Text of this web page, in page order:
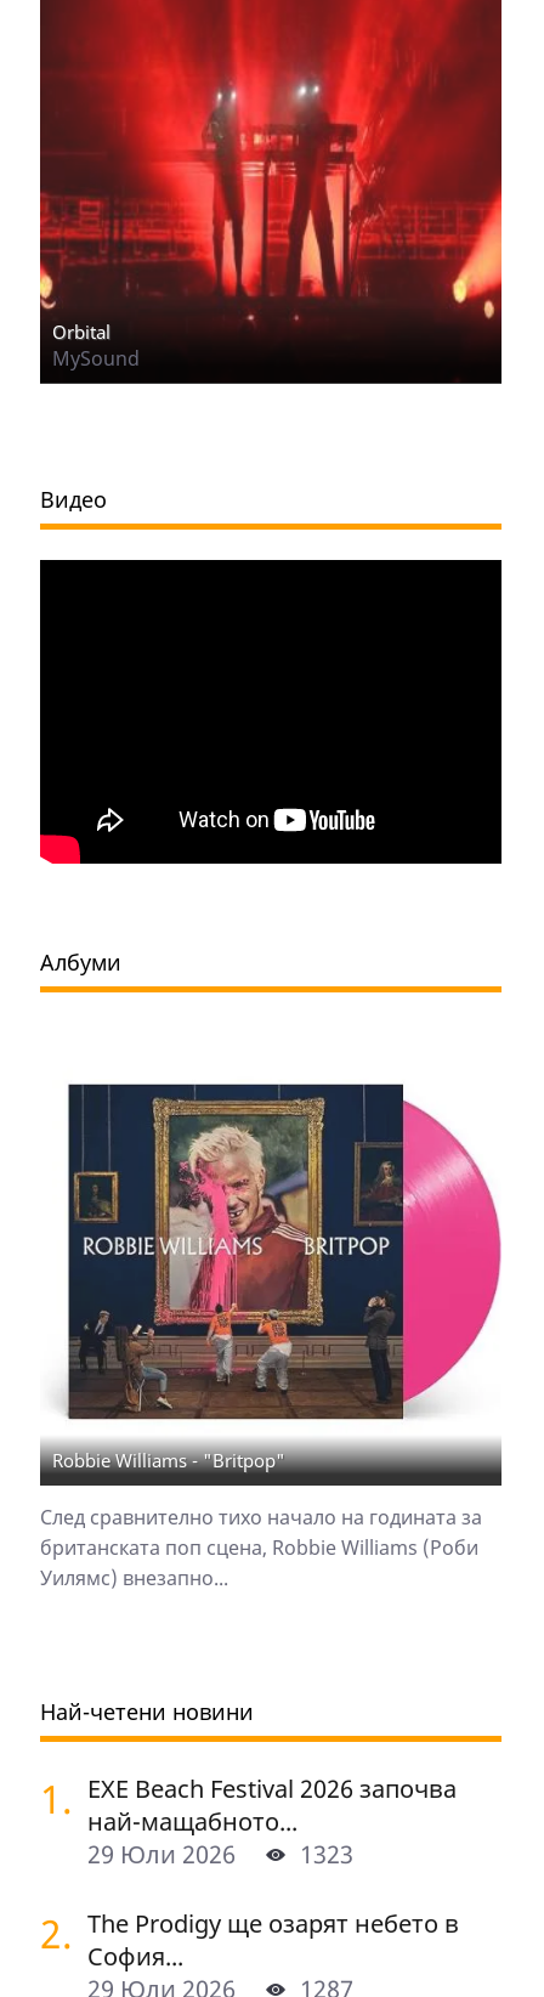
Orbital
MySound
Видео
Албуми
Robbie Williams - "Britpop"
След сравнително тихо начало на годината за
британската поп сцена, Robbie Williams (Роби
Уилямс) внезапно...
Най-четени новини
1. EXE Beach Festival 2026 започва
най-мащабното...
29 Юли 2026
1323
2. The Prodigy ще озарят небето в
София...
29 Юли 2026
1287